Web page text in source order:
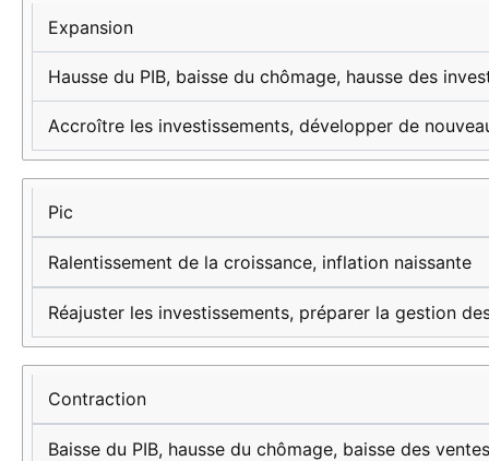
cycle
économique
économiques
recommandées
Expansion
Hausse du PIB, baisse du chômage, hausse des
Accroître les investissements, développer de
Pic
Ralentissement de la croissance, inflation naissante
Réajuster les investissements, préparer la gestion
Contraction
Baisse du PIB, hausse du chômage, baisse des ventes